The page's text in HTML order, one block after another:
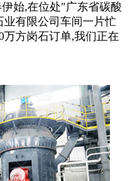
始,在位处"广东省碳酸
有限公司车间一片忙
方岗石订单,我们正在